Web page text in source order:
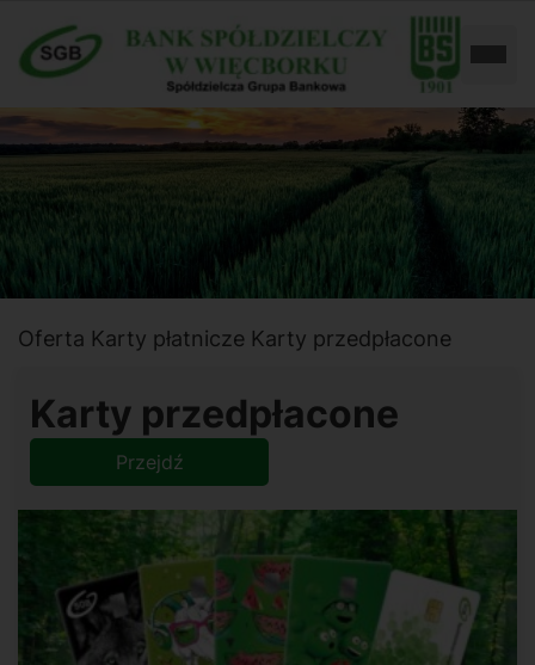
do
dostępności
do
Oferta Karty płatnicze Karty przedpłacone
Karty przedpłacone
Przejdź